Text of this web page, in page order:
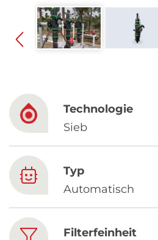
French
Germany
Hebrew
China
Technologie
Sieb
Typ
Automatisch
Filterfeinheit